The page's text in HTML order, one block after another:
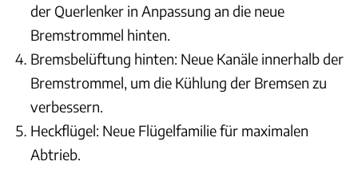
der Querlenker in Anpassung an die neue
Bremstrommel hinten.
Bremsbelüftung hinten: Neue Kanäle innerhalb der
Bremstrommel, um die Kühlung der Bremsen zu
verbessern.
Heckflügel: Neue Flügelfamilie für maximalen
Abtrieb.